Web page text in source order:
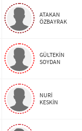
ATAKAN
ÖZBAYRAK
GÜLTEKİN
SOYDAN
NURİ
KESKİN